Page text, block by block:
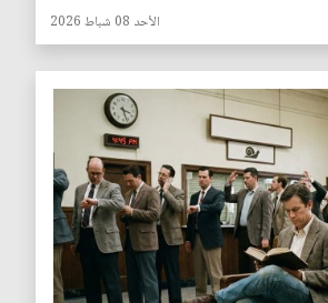
الأحد 08 شباط 2026